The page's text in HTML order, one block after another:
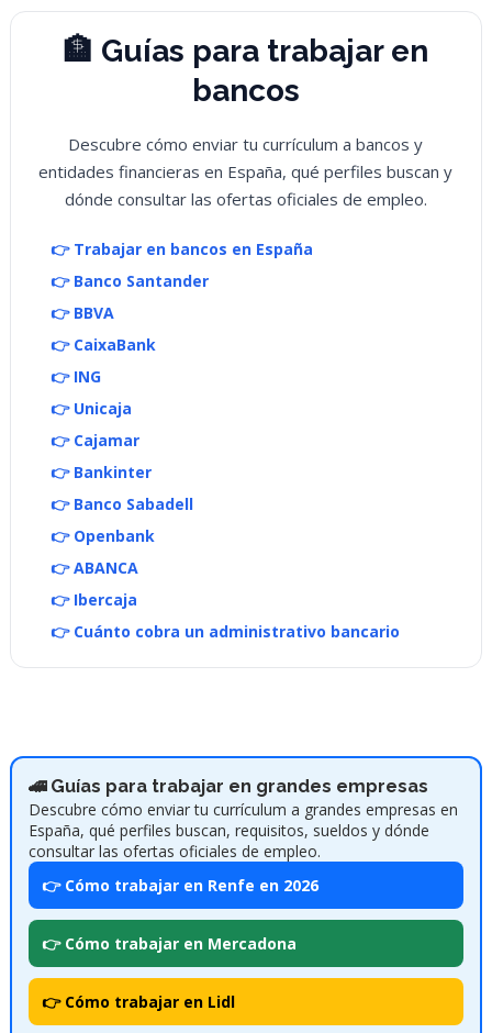
🏦 Guías para trabajar en
bancos
Descubre cómo enviar tu currículum a bancos y
entidades financieras en España, qué perfiles buscan y
dónde consultar las ofertas oficiales de empleo.
👉 Trabajar en bancos en España
👉 Banco Santander
👉 BBVA
👉 CaixaBank
👉 ING
👉 Unicaja
👉 Cajamar
👉 Bankinter
👉 Banco Sabadell
👉 Openbank
👉 ABANCA
👉 Ibercaja
👉 Cuánto cobra un administrativo bancario
🚄 Guías para trabajar en grandes empresas
Descubre cómo enviar tu currículum a grandes empresas en
España, qué perfiles buscan, requisitos, sueldos y dónde
consultar las ofertas oficiales de empleo.
👉 Cómo trabajar en Renfe en 2026
👉 Cómo trabajar en Mercadona
👉 Cómo trabajar en Lidl